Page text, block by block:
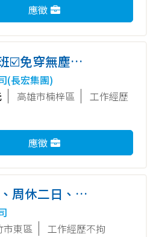
應徵
☑️免穿無塵衣
31500起
個月至20個
到/交通便
(長宏集團)
高雄市楠梓區
工作經歷
應徵
周休二日、久
市東區 工作經歷不拘